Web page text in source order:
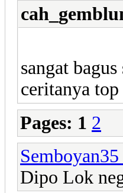
sangat
ceritanya
Pages: 1 2
Dipo Lok